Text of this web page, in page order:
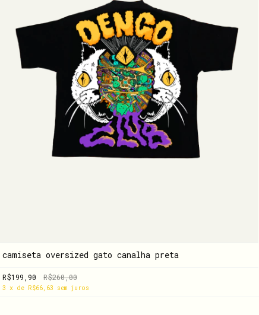
camiseta oversized gato canalha preta
R$199,90 R$260,00
3 x de R$66,63 sem juros